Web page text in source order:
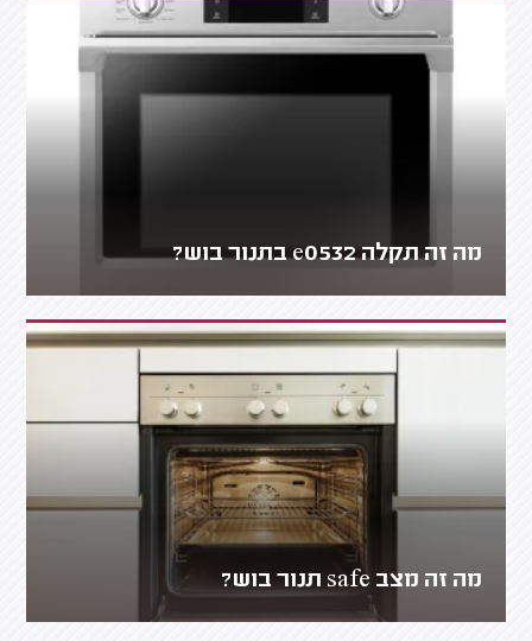
מה זה תקלה e0532 בתנור בוש?
מה זה מצב safe תנור בוש?